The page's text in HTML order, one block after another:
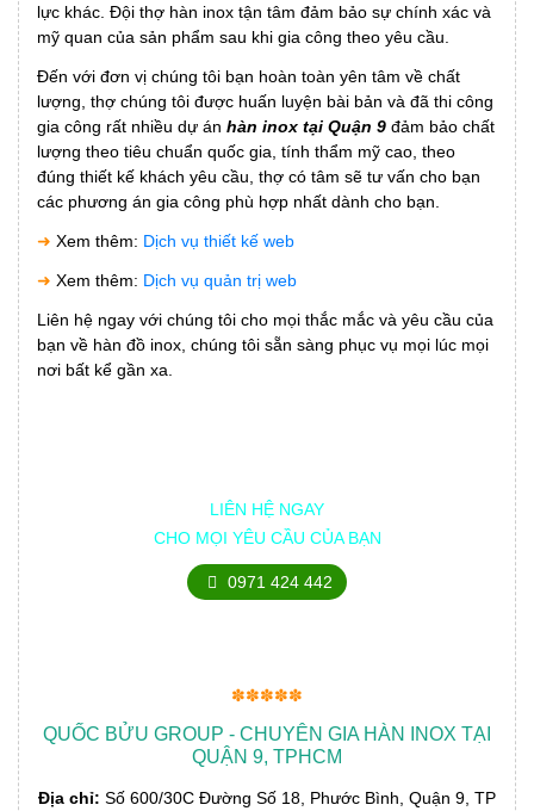
lực khác. Đội thợ hàn inox tận tâm đảm bảo sự chính xác và
mỹ quan của sản phẩm sau khi gia công theo yêu cầu.
Đến với đơn vị chúng tôi bạn hoàn toàn yên tâm về chất
lượng, thợ chúng tôi được huấn luyện bài bản và đã thi công
gia công rất nhiều dự án hàn inox tại Quận 9 đảm bảo chất
lượng theo tiêu chuẩn quốc gia, tính thẩm mỹ cao, theo
đúng thiết kế khách yêu cầu, thợ có tâm sẽ tư vấn cho bạn
các phương án gia công phù hợp nhất dành cho bạn.
➜ Xem thêm: Dịch vụ thiết kế web
➜ Xem thêm: Dịch vụ quản trị web
Liên hệ ngay với chúng tôi cho mọi thắc mắc và yêu cầu của
bạn về hàn đồ inox, chúng tôi sẵn sàng phục vụ mọi lúc mọi
nơi bất kể gần xa.
LIÊN HỆ NGAY
CHO MỌI YÊU CẦU CỦA BẠN
0971 424 442
✽✽✽✽✽
QUỐC BỬU GROUP - CHUYÊN GIA HÀN INOX TẠI
QUẬN 9, TPHCM
Địa chỉ: Số 600/30C Đường Số 18, Phước Bình, Quận 9, TP